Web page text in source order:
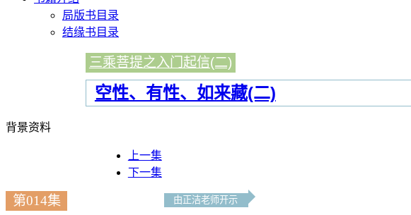
局版书目录
结缘书目录
三乘菩提之入门起信(二)
空性、有性、如来藏(二)
背景资料
上一集
下一集
第014集 由正洁老师开示